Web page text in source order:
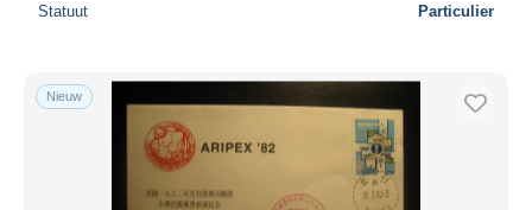
Statuut Particulier
Nieuw